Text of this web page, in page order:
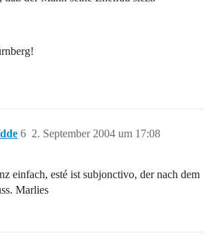
2. September 2004 um 17:08
6
einfach, esté ist subjonctivo, der nach dem
Marlies